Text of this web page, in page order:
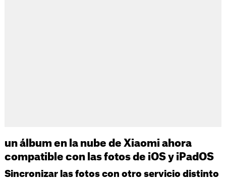
un álbum en la nube de Xiaomi ahora
compatible con las fotos de iOS y iPadOS
Sincronizar las fotos con otro servicio distinto